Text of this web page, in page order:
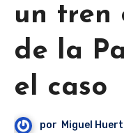
un tren
de la
el caso
por Miguel